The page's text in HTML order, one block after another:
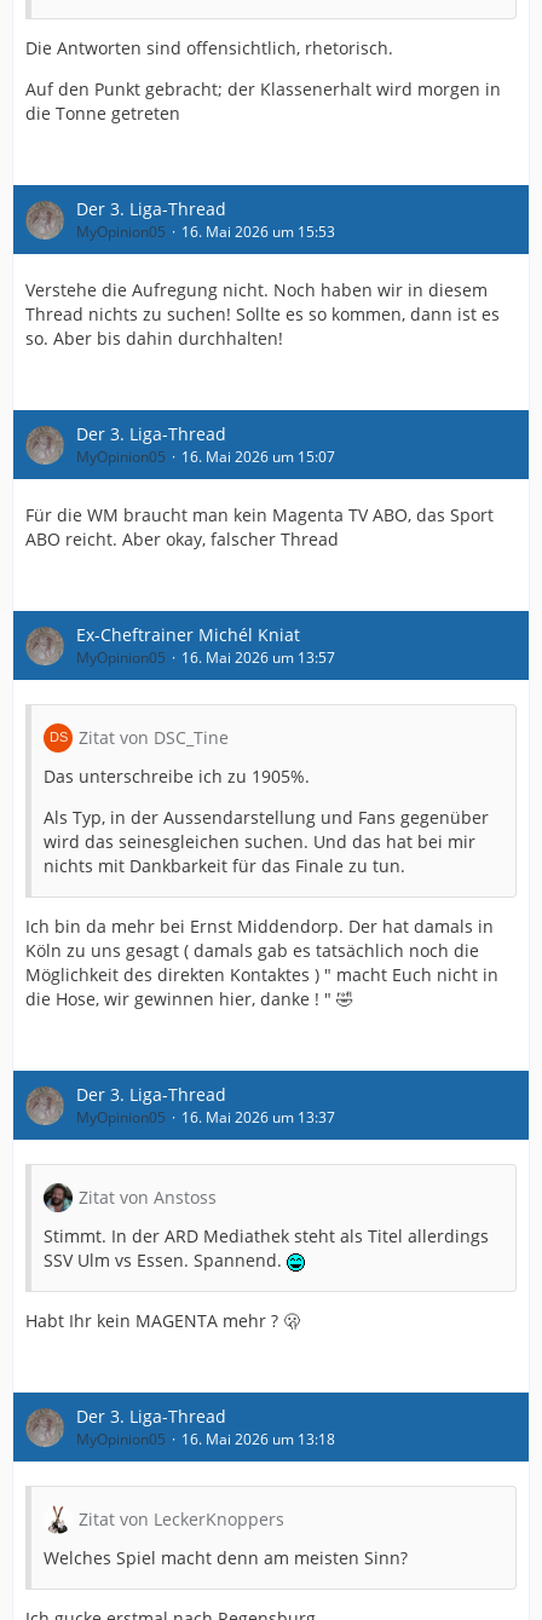
Die Antworten sind offensichtlich, rhetorisch.
Auf den Punkt gebracht; der Klassenerhalt wird morgen in
die Tonne getreten
Der 3. Liga-Thread
MyOpinion05 16. Mai 2026 um 15:53
Verstehe die Aufregung nicht. Noch haben wir in diesem
Thread nichts zu suchen! Sollte es so kommen, dann ist es
so. Aber bis dahin durchhalten!
Der 3. Liga-Thread
MyOpinion05 16. Mai 2026 um 15:07
Für die WM braucht man kein Magenta TV ABO, das Sport
ABO reicht. Aber okay, falscher Thread
Ex-Cheftrainer Michél Kniat
MyOpinion05 16. Mai 2026 um 13:57
Zitat von DSC_Tine
Das unterschreibe ich zu 1905%.
Als Typ, in der Aussendarstellung und Fans gegenüber
wird das seinesgleichen suchen. Und das hat bei mir
nichts mit Dankbarkeit für das Finale zu tun.
Ich bin da mehr bei Ernst Middendorp. Der hat damals in
Köln zu uns gesagt ( damals gab es tatsächlich noch die
Möglichkeit des direkten Kontaktes ) " macht Euch nicht in
die Hose, wir gewinnen hier, danke ! " 🤣
Der 3. Liga-Thread
MyOpinion05 16. Mai 2026 um 13:37
Zitat von Anstoss
Stimmt. In der ARD Mediathek steht als Titel allerdings
SSV Ulm vs Essen. Spannend.
Habt Ihr kein MAGENTA mehr ? 🫢
Der 3. Liga-Thread
MyOpinion05 16. Mai 2026 um 13:18
Zitat von LeckerKnoppers
Welches Spiel macht denn am meisten Sinn?